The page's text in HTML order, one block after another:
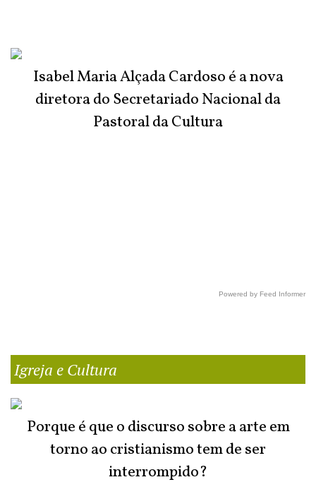
Isabel Maria Alçada Cardoso é a nova
diretora do Secretariado Nacional da
Pastoral da Cultura
Powered by Feed Informer
Igreja e Cultura
Porque é que o discurso sobre a arte em
torno ao cristianismo tem de ser
interrompido?